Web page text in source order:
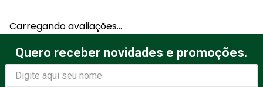
Carregando avaliações…
Quero receber novidades e promoções.